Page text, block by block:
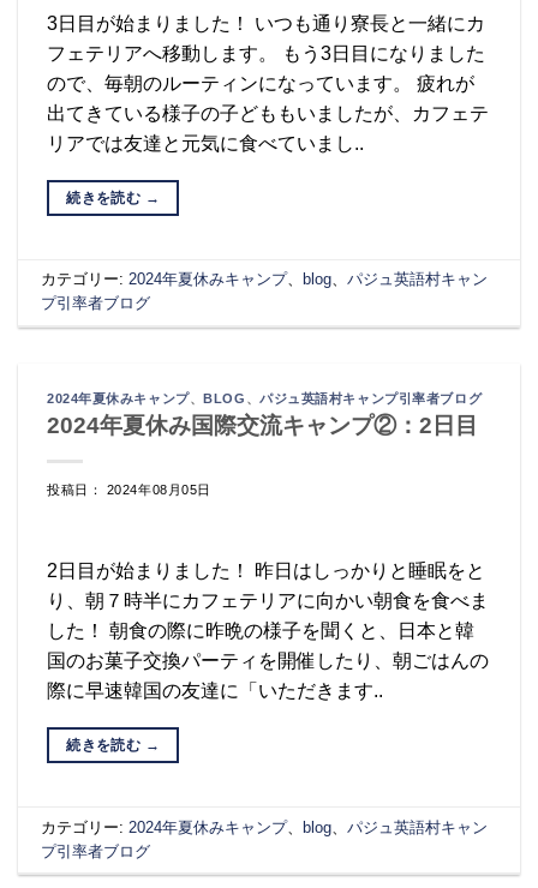
3日目が始まりました！ いつも通り寮長と一緒にカ
フェテリアへ移動します。 もう3日目になりました
ので、毎朝のルーティンになっています。 疲れが
出てきている様子の子どももいましたが、カフェテ
リアでは友達と元気に食べていまし..
続きを読む →
カテゴリー: 2024年夏休みキャンプ、 blog 、パジュ英語村キャン
プ引率者ブログ
2024年夏休みキャンプ、BLOG 、パジュ英語村キャンプ引率者ブログ
2024年夏休み国際交流キャンプ②：2日目
投稿日： 2024年08月05日
2日目が始まりました！ 昨日はしっかりと睡眠をと
り、朝７時半にカフェテリアに向かい朝食を食べま
した！ 朝食の際に昨晩の様子を聞くと、日本と韓
国のお菓子交換パーティを開催したり、朝ごはんの
際に早速韓国の友達に「いただきます..
続きを読む →
カテゴリー: 2024年夏休みキャンプ、blog 、パジュ英語村キャン
プ引率者ブログ